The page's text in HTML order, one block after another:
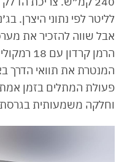
המנטרת את תוואי הדרך
פעולת המתלים בזמן
וחלקה משמעותית בגרסת Luxury שם היא מותקנת.